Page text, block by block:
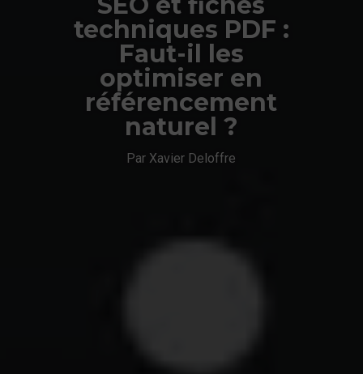
techniques PDF :
Faut-il les
optimiser en
référencement
naturel ?
Par Xavier Deloffre